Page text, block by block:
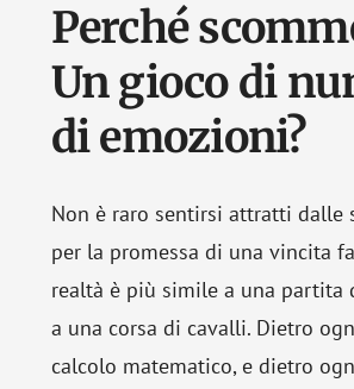
Perché
Un gioco di
di emozioni?
Non è raro sentirsi attratti dalle
per la promessa di una vincita
realtà è più simile a una partita
a una corsa di cavalli. Dietro
calcolo matematico, e dietro